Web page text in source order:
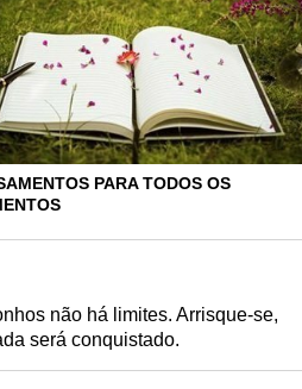
PARA TODOS OS
não há limites. Arrisque-se,
será conquistado.